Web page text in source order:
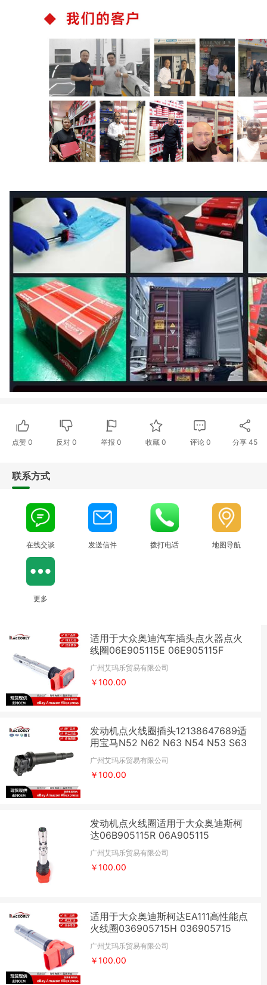
点赞 0 反对0 举报 0 收藏 0 评论 0 分享 45
联系方式
在线交谈 发送信件 拨打电话 地图导航
更多
适用于大众奥迪汽车插头点火器点火
线圈06E905115E 06E905115F
广州艾玛乐贸易有限公司
￥100.00
发动机点火线圈插头12138647689适
用宝马N52 N62 N63 N54 N53 S63
广州艾玛乐贸易有限公司
￥100.00
发动机点火线圈适用于大众奥迪斯柯
达06B905115R 06A905115
广州艾玛乐贸易有限公司
￥100.00
适用于大众奥迪斯柯达EA111高性能点
火线圈036905715H 036905715
广州艾玛乐贸易有限公司
￥100.00